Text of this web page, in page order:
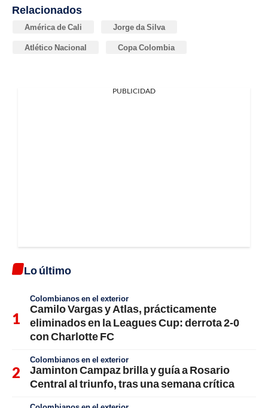
Relacionados
América de Cali Jorge da Silva
Atlético Nacional Copa Colombia
PUBLICIDAD
Lo último
Colombianos en el exterior
Camilo Vargas y Atlas, prácticamente
eliminados en la Leagues Cup: derrota 2-0
con Charlotte FC
Colombianos en el exterior
Jaminton Campaz brilla y guía a Rosario
Central al triunfo, tras una semana crítica